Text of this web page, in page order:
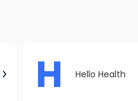
H Hello Health